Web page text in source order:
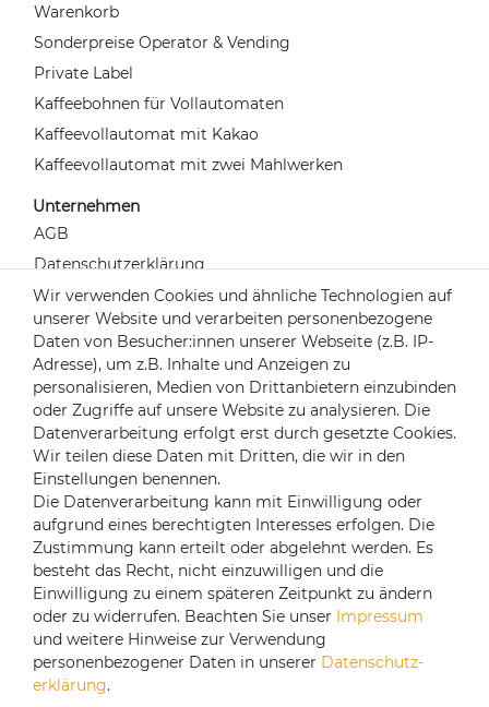
Warenkorb
Sonderpreise Operator & Vending
Private Label
Kaffeebohnen für Vollautomaten
Kaffeevollautomat mit Kakao
Kaffeevollautomat mit zwei Mahlwerken
Unternehmen
AGB
Datenschutzerklärung
Widerrufsrecht
Impressum
Kontakt
Über uns
Mein Konto
Login
Registrieren
Versandpartner
Wir verwenden Cookies und ähnliche Technologien auf
unserer Website und verarbeiten personenbezogene
Daten von Besucher:innen unserer Webseite (z.B. IP-
Adresse), um z.B. Inhalte und Anzeigen zu
personalisieren, Medien von Drittanbietern einzubinden
oder Zugriffe auf unsere Website zu analysieren. Die
Datenverarbeitung erfolgt erst durch gesetzte Cookies.
Wir teilen diese Daten mit Dritten, die wir in den
Einstellungen benennen.
Die Datenverarbeitung kann mit Einwilligung oder
aufgrund eines berechtigten Interesses erfolgen. Die
Zustimmung kann erteilt oder abgelehnt werden. Es
besteht das Recht, nicht einzuwilligen und die
Einwilligung zu einem späteren Zeitpunkt zu ändern
oder zu widerrufen. Beachten Sie unser Impressum
und weitere Hinweise zur Verwendung
personenbezogener Daten in unserer Daten­schutz­
erklärung.